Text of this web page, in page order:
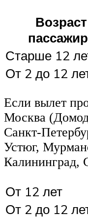
Возраст
Старше 12
От 2 до 12
Если вылет
Москва
Санкт-
Устюг,
Калининград,
От 12 лет
От 2 до 12